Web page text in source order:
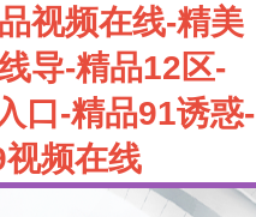
视频在线-精美
导-精品12区-
口-精品91诱惑-
频在线